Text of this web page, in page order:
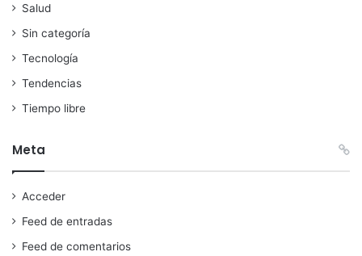
Salud
Sin categoría
Tecnología
Tendencias
Tiempo libre
Meta
Acceder
Feed de entradas
Feed de comentarios